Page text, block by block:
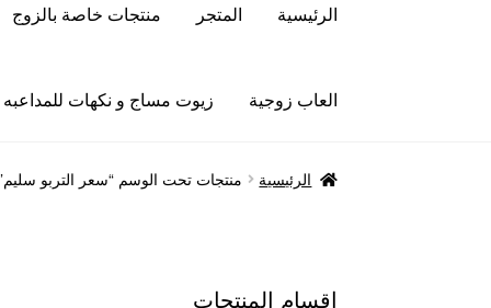
الرئيسية المتجر منتجات خاصة بالزوج
العاب زوجية زيوت مساج و نكهات للمداعبه
الرئيسية Let’s Keep In Touch أدوية تكبير و
علاج سرعة القذف
الرئيسية منتجات تحت الوسم “سعر التربو
اقسام المنتجات